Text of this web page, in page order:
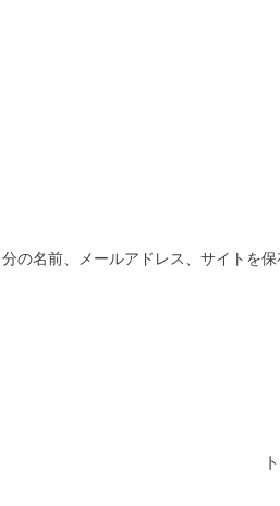
の名前、メールアドレス、サイトを保